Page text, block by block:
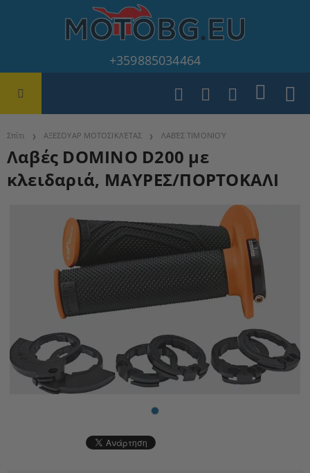
+359885034464
Σπίτι ΑΞΕΣΟΥΑΡ ΜΟΤΟΣΙΚΛΈΤΑΣ ΛΑΒΈΣ ΤΙΜΟΝΙΟΎ
Λαβές DOMINO D200 με
κλειδαριά, ΜΑΥΡΕΣ/ΠΟΡΤΟΚΑΛΙ